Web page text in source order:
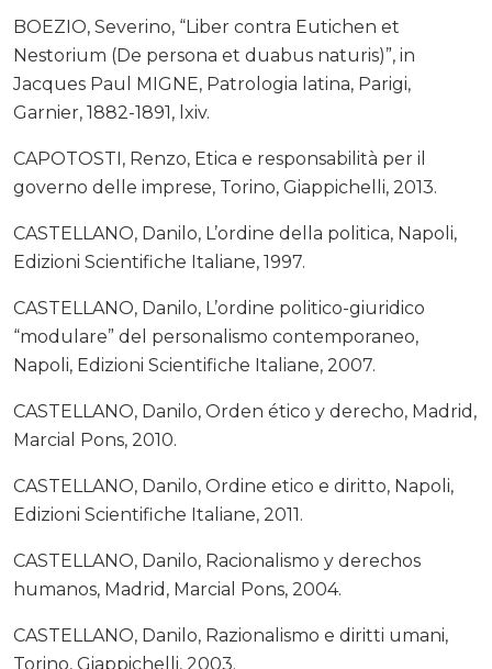
BOEZIO, Severino, “Liber contra Eutichen et
Nestorium (De persona et duabus naturis)”, in
Jacques Paul MIGNE, Patrologia latina, Parigi,
Garnier, 1882-1891, lxiv.
CAPOTOSTI, Renzo, Etica e responsabilità per il
governo delle imprese, Torino, Giappichelli, 2013.
CASTELLANO, Danilo, L’ordine della politica, Napoli,
Edizioni Scientifiche Italiane, 1997.
CASTELLANO, Danilo, L’ordine politico-giuridico
“modulare” del personalismo contemporaneo,
Napoli, Edizioni Scientifiche Italiane, 2007.
CASTELLANO, Danilo, Orden ético y derecho, Madrid,
Marcial Pons, 2010.
CASTELLANO, Danilo, Ordine etico e diritto, Napoli,
Edizioni Scientifiche Italiane, 2011.
CASTELLANO, Danilo, Racionalismo y derechos
humanos, Madrid, Marcial Pons, 2004.
CASTELLANO, Danilo, Razionalismo e diritti umani,
Torino, Giappichelli, 2003.